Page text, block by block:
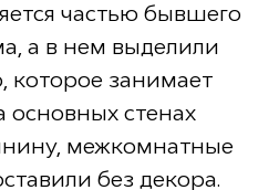
частью бывшего
а в нем выделили
которое занимает
основных стенах
межкомнатные
без декора.